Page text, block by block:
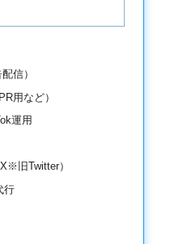
信）
用など）
運用
旧Twitter）
行